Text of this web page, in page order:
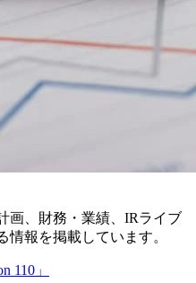
画、財務・業績、IRライブ
情報を掲載しています。
110」